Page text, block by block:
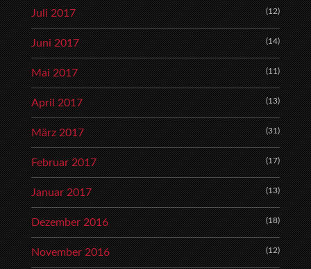
Juli 2017 (12)
Juni 2017 (14)
Mai 2017 (11)
April 2017 (13)
März 2017 (31)
Februar 2017 (17)
Januar 2017 (13)
Dezember 2016 (18)
November 2016 (12)